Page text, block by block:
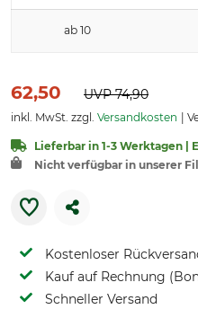
ab 10
62,50 UVP74,90
inkl. MwSt. zzgl. Versandkosten
Lieferbar in 1-3 Werktagen |
Nicht verfügbar in unserer
Kostenloser
Kauf auf Rechnung
Schneller Versand